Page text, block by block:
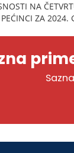
NA
PEĆINCI ZA